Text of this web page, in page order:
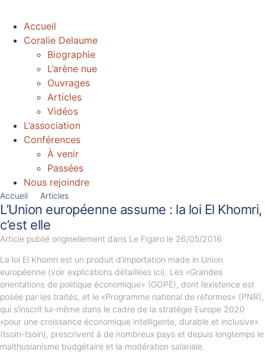
Accueil
Coralie Delaume
Biographie
L’arène nue
Ouvrages
Articles
Vidéos
L’association
Conférences
À venir
Passées
Nous rejoindre
Accueil Articles
L’Union européenne assume : la loi El Khomri,
c’est elle
Article publié originellement dans Le Figaro le 26/05/2016
La loi El Khomri est un produit d’importation made in Union
européenne (voir explications détaillées ici). Les «Grandes
orientations de politique économique» (GOPÉ), dont l’existence est
posée par les traités, et le «Programme national de réformes» (PNR),
qui s’inscrit lui-même dans le cadre de la stratégie Europe 2020
«pour une croissance économique intelligente, durable et inclusive»
(tsoin-tsoin), prescrivent à de nombreux pays et depuis longtemps le
malthusianisme budgétaire et la modération salariale.